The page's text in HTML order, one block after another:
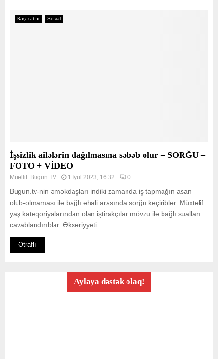
Baş xəbər Sosial
İşsizlik ailələrin dağılmasına səbəb olur – SORĞU –
FOTO + VİDEO
Müəllif: Bugün TV 1 İyul 2023, 16:32 0
Bugun.tv-nin əməkdaşları indiki zamanda iş tapmağın asan
olub-olmaması ilə bağlı əhali arasında sorğu keçiriblər. Müxtəlif
yaş kateqoriyalarından olan iştirakçılar mövzu ilə bağlı sualları
cavablandırıblar. Əksəriyyəti...
Ətraflı
Aylaya dəstək olaq!